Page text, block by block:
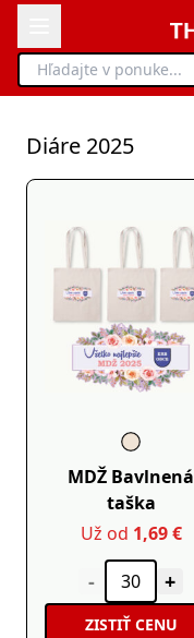
Diáre 2025
MDŽ Bavlnená
taška
Už od 1,69 €
- +
ZISTIŤ CENU